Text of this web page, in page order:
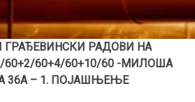
РАДОВИ НА
60+4/60+10/60 -МИЛОША
36А – 1. ПОЈАШЊЕЊЕ